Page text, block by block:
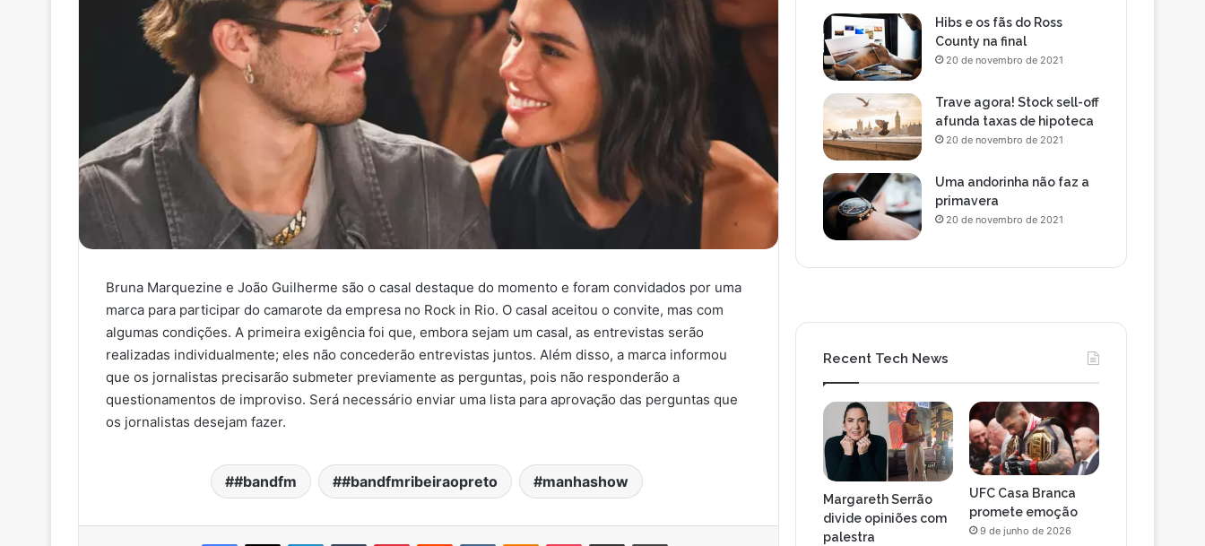
Bruna Marquezine e João Guilherme são o casal destaque do momento e foram convidados por uma
marca para participar do camarote da empresa no Rock in Rio. O casal aceitou o convite, mas com
algumas condições. A primeira exigência foi que, embora sejam um casal, as entrevistas serão
realizadas individualmente; eles não concederão entrevistas juntos. Além disso, a marca informou
que os jornalistas precisarão submeter previamente as perguntas, pois não responderão a
questionamentos de improviso. Será necessário enviar uma lista para aprovação das perguntas que
os jornalistas desejam fazer.
#bandfm #bandfmribeiraopreto manhashow
Hibs e os fãs do Ross
County na final
20 de novembro de 2021
Trave agora! Stock sell-off
afunda taxas de hipoteca
20 de novembro de 2021
Uma andorinha não faz a
primavera
20 de novembro de 2021
Recent Tech News
Margareth Serrão
divide opiniões com
palestra
UFC Casa Branca
promete emoção
9 de junho de 2026